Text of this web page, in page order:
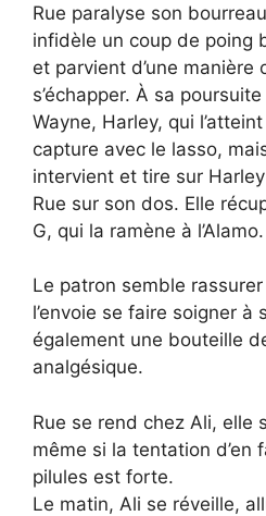
Rue paralyse son
infidèle un coup de poing
et parvient d’une manière
s’échapper. À sa
Wayne, Harley, qui
capture avec le lasso,
intervient et tire sur
Rue sur son dos. Elle
G, qui la ramène à l’Alamo.
Le patron semble
l’envoie se faire soigner
également une bouteille
analgésique.
Rue se rend chez Ali, elle
même si la tentation d’en
pilules est forte.
Le matin, Ali se réveille,